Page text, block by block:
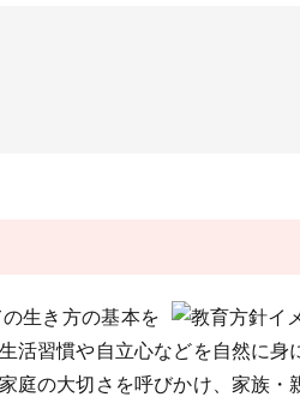
生き方の基本を
習慣や自立心などを自然に身
の大切さを呼びかけ、家族・